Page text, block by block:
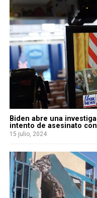
Biden abre una
intento de asesinato
15 julio, 2024